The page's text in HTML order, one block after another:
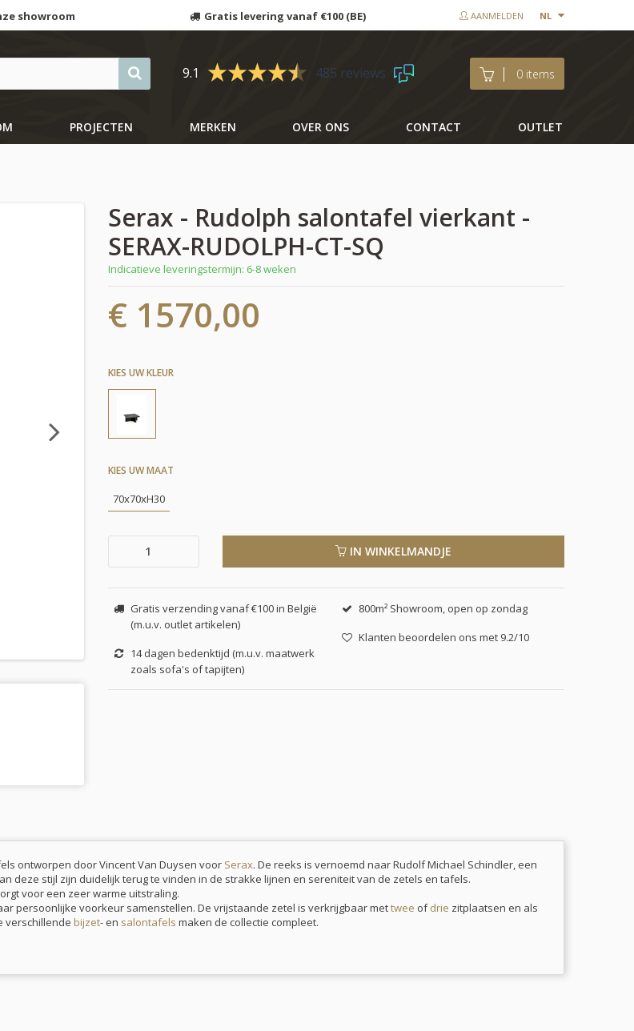
showroom Gratis levering vanaf €100 (BE) AANMELDEN NL
9.1 485 reviews 0 items
PROJECTEN MERKEN OVER ONS CONTACT OUTLET
Serax - Rudolph salontafel vierkant -
SERAX-RUDOLPH-CT-SQ
Indicatieve leveringstermijn: 6-8 weken
€ 1570,00
KIES UW KLEUR
KIES UW MAAT
70x70xH30
IN WINKELMANDJE
Gratis verzending vanaf €100 in België
(m.u.v. outlet artikelen)
14 dagen bedenktijd (m.u.v. maatwerk
zoals sofa's of tapijten)
800m² Showroom, open op zondag
Klanten beoordelen ons met 9.2/10
ontworpen door Vincent Van Duysen voor Serax. De reeks is vernoemd naar Rudolf Michael Schindler, een
deze stijl zijn duidelijk terug te vinden in de strakke lijnen en sereniteit van de zetels en tafels.
voor een zeer warme uitstraling.
persoonlijke voorkeur samenstellen. De vrijstaande zetel is verkrijgbaar mettwee ofdrie zitplaatsen en als
verschillende bijzet- en salontafels maken de collectie compleet.